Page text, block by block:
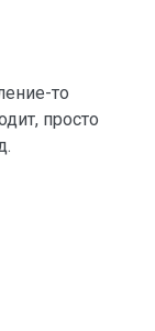
то
просто